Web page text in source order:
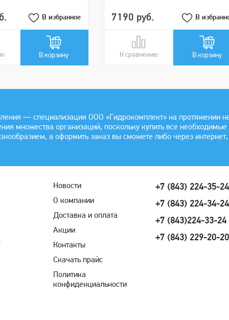
В избранное
В корзину
7190 руб. В
К сравнению
В сравнении В корзину
— специализация ООО «Гидрокомплект» на протяжении
множества организаций, поскольку купить все
а оформить заказ вы сможете либо через
Новости
О компании
Доставка и оплата
Акции
Контакты
Скачать прайс
Политика
конфиденциальности
+7 (843) 224-35-24
+7 (843) 224-34-24
+7 (843)224-33-24
+7 (843) 229-20-20